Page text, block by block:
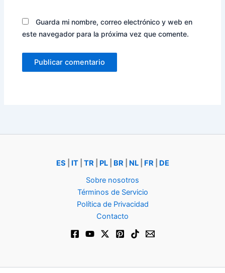
Guarda mi nombre, correo electrónico y web en
este navegador para la próxima vez que comente.
ES IT| TR PL| BR NL| FR
DE
Sobre nosotros
Términos de Servicio
Política de Privacidad
Contacto